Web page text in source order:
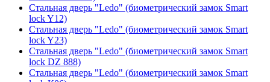
Стальная дверь "Ledo" (биометрический замок Smart
lock Y12)
Стальная дверь "Ledo" (биометрический замок Smart
lock Y23)
Стальная дверь "Ledo" (биометрический замок Smart
lock DZ 888)
Стальная дверь "Ledo" (биометрический замок Smart